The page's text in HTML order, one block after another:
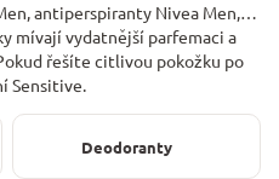
antiperspiranty Nivea Men,
výhodnou německou značku
mívají vydatnější parfemaci a
řešíte citlivou pokožku po
Sensitive.
Deodoranty